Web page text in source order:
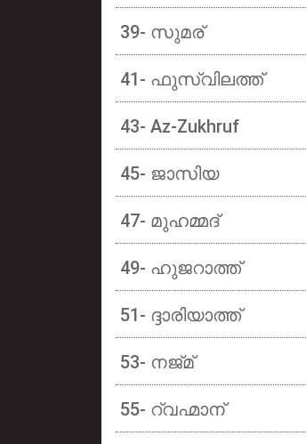
39- സുമര്
41- ഫുസ്വിലത്ത്
43- Az-Zukhruf
45- ജാസിയ
47- മുഹമ്മദ്
49- ഹുജറാത്ത്
51- ദ്ദാരിയാത്ത്
53- നജ്മ്
55- റ്വഹ്മാന്